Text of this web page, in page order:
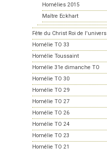
Homélies 2015
Maître Eckhart
Fête du Christ Roi de l'univers
Homélie TO 33
Homélie Toussaint
Homélie 31e dimanche TO
Homélie TO 30
Homélie TO 29
Homélie TO 27
Homélie TO 26
Homélie TO 24
Homélie TO 23
Homélie TO 21